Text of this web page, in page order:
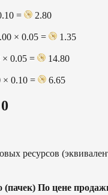
= 2.80
× 0.05 = 1.35
× 0.05 = 14.80
× 0.10 = 6.65
ресурсов
(пачек) По цене